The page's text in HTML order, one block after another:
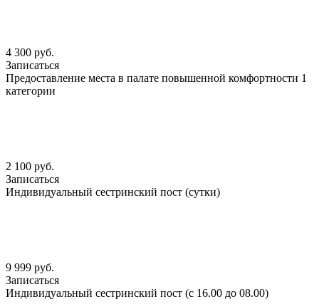
4 300 руб.
Записаться
Предоставление места в палате повышенной комфортности 1
категории
2 100 руб.
Записаться
Индивидуальный сестринский пост (сутки)
9 999 руб.
Записаться
Индивидуальный сестринский пост (с 16.00 до 08.00)